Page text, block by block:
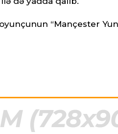
oyunçunun “Mançester